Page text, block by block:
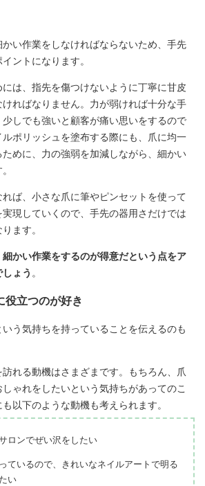
い作業をしなければならないため、手先
ントになります。
は、指先を傷つけないように丁寧に甘皮
ればなりません。力が弱ければ十分な手
少しでも強いと顧客が痛い思いをするので
ポリッシュを塗布する際にも、爪に均一
めに、力の強弱を加減しながら、細かい
ば、小さな爪に筆やピンセットを使って
現していくので、手先の器用さだけでは
ます。
細かい作業をするのが得意だという点をア
ょう 。
立つのが好き
う気持ちを持っていることを伝えるのも
れる動機はさまざまです。もちろん、爪
ゃれをしたいという気持ちがあってのこ
以下のような動機も考えられます。
ロンでぜい沢をしたい
ているので、きれいなネイルアートで明る
い